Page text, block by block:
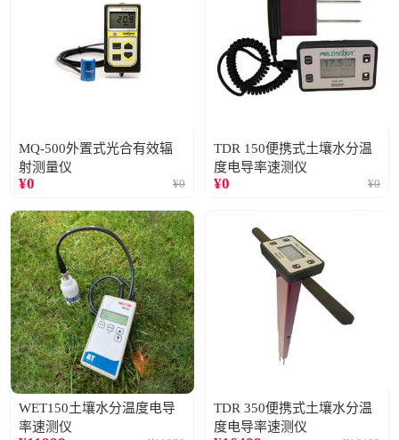
MQ-500外置式光合有效辐
射测量仪
¥0 ¥0
TDR 150便携式土壤水分温
度电导率速测仪
¥0 ¥0
WET150土壤水分温度电导
率速测仪
TDR 350便携式土壤水分温
度电导率速测仪